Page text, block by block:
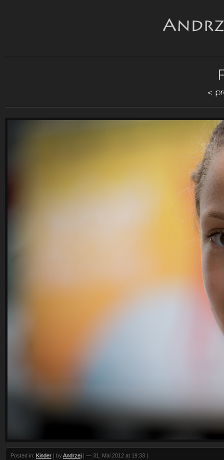
Posted in: Kinder | byAndrzej | — 31. Mai 2012 at 19:33 |